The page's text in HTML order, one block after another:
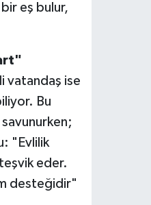
eş bulur,
vatandaş ise
Bu
savunurken;
"Evlilik
eder.
desteğidir"